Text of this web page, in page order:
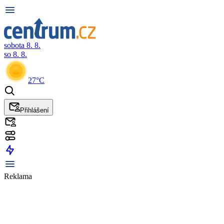
sobota 8. 8.
so 8. 8.
27°C
Přihlášení
Reklama